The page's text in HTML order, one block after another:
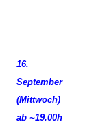
16.
September
(Mittwoch)
ab ~19.00h